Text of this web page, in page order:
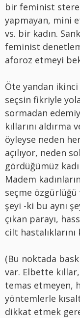
bir feminist
yapmayan, mini
vs. bir kadın.
feminist
aforoz etmeyi
Öte yandan
seçsin fikriyle
sormadan
kıllarını
öyleyse neden
açılıyor, neden
gördüğümüz
Madem
seçme özgürlüğü
şeyi -ki bu aynı
çıkan parayı,
cilt
(Bu noktada
var. Elbette
temas etmeyen,
yöntemlerle
dikkat etmek